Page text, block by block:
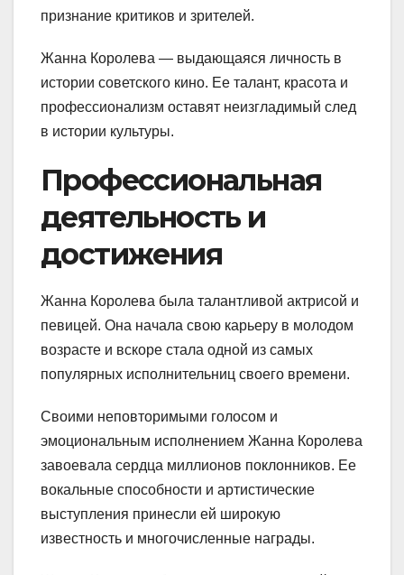
признание критиков и зрителей.
Жанна Королева — выдающаяся личность в
истории советского кино. Ее талант, красота и
профессионализм оставят неизгладимый след
в истории культуры.
Профессиональная
деятельность и
достижения
Жанна Королева была талантливой актрисой и
певицей. Она начала свою карьеру в молодом
возрасте и вскоре стала одной из самых
популярных исполнительниц своего времени.
Своими неповторимыми голосом и
эмоциональным исполнением Жанна Королева
завоевала сердца миллионов поклонников. Ее
вокальные способности и артистические
выступления принесли ей широкую
известность и многочисленные награды.